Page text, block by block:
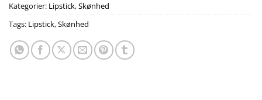
Kategorier: Lipstick,Skønhed
Tags: Lipstick,Skønhed